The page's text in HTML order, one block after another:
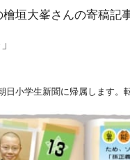
垣大峯さんの寄稿記
小学生新聞に帰属します。